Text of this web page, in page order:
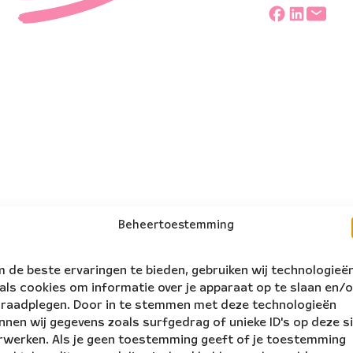
Beheertoestemming
de beste ervaringen te bieden, gebruiken wij
cookies om informatie over je apparaat op te slaan en/
Door in te stemmen met deze technologieën
wij gegevens zoals surfgedrag of unieke ID's op deze
Als je geen toestemming geeft of je toestemming